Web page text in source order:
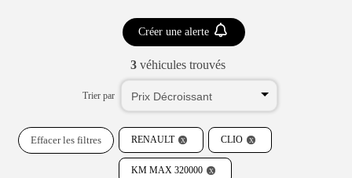
3véhicules trouvés
Créer une alerte
Trier par
RENAULT
Effacer les filtres CLIO
KM MAX 320000